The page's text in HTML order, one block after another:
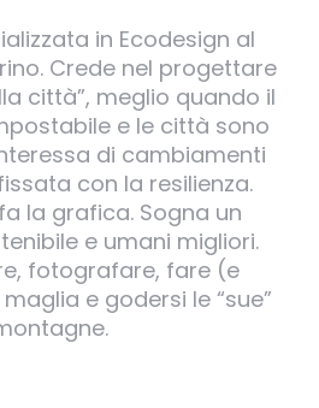
in Ecodesign al
Crede nel progettare
città”, meglio quando il
e le città sono
di cambiamenti
con la resilienza.
la grafica. Sogna un
e umani migliori.
fotografare, fare (e
e godersi le “sue”